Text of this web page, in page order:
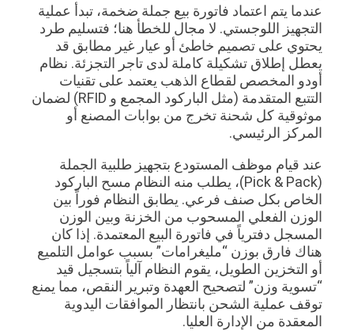
عندما يتم اعتماد فاتورة بيع جملة ضخمة، تبدأ عملية
التجهيز اللوجستي. لا مجال للخطأ هنا؛ فتسليم طرد
يحتوي على تصميم خاطئ أو عيار غير مطابق قد
يعطل إطلاق تشكيلة كاملة لدى تاجر التجزئة. نظام
أودو المخصص لقطاع الذهب يعتمد على تقنيات
التتبع المتقدمة (مثل الباركود المجمع و RFID) لضمان
موثوقية كل شحنة تخرج من بوابات المصنع أو
المركز الرئيسي.
عند قيام موظف المستودع بتجهيز طلبية الجملة
(Pick & Pack)، يطلب منه النظام مسح الباركود
الخاص بكل صنف فرعي. يطابق النظام فوراً بين
الوزن الفعلي المسحوب من الخزنة وبين الوزن
المسجل دفترياً في فاتورة البيع المعتمدة. إذا كان
هناك فارق بوزن “مليغرامات” بسبب عوامل التلميع
أو التخزين الطويل، يقوم النظام آلياً بتسجيل قيد
“تسوية وزن” لتصحيح العهدة وتبرير النقص، مما يمنع
توقف عملية الشحن بانتظار الموافقات اليدوية
المعقدة من الإدارة العليا.